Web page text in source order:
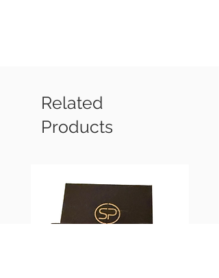
Related
Products